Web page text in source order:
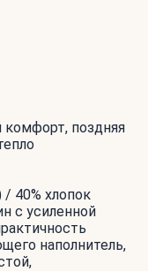
комфорт, поздняя
40% хлопок
с усиленной
наполнитель,